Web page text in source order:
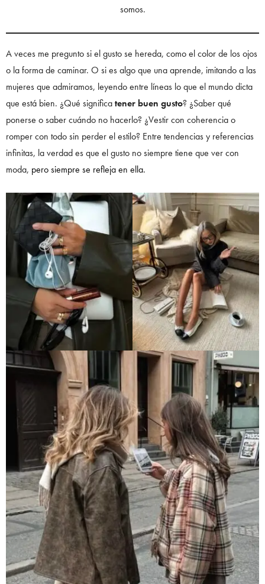
somos.
A veces me pregunto si el gusto se hereda, como el color de los ojos
o la forma de caminar. O si es algo que una aprende, imitando a las
mujeres que admiramos, leyendo entre líneas lo que el mundo dicta
que está bien. ¿Qué significatener buen gusto? ¿Saber qué
ponerse o saber cuándo no hacerlo? ¿Vestir con coherencia o
romper con todo sin perder el estilo? Entre tendencias y referencias
infinitas, la verdad es que el gusto no siempre tiene que ver con
moda, pero siempre se refleja en ella.